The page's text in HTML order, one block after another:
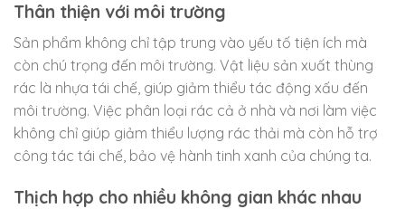
Thân thiện với môi trường
Sản phẩm không chỉ tập trung vào yếu tố tiện ích mà
còn chú trọng đến môi trường. Vật liệu sản xuất thùng
rác là nhựa tái chế, giúp giảm thiểu tác động xấu đến
môi trường. Việc phân loại rác cả ở nhà và nơi làm việc
không chỉ giúp giảm thiểu lượng rác thải mà còn hỗ trợ
công tác tái chế, bảo vệ hành tinh xanh của chúng ta.
Thịch hợp cho nhiều không gian khác nhau